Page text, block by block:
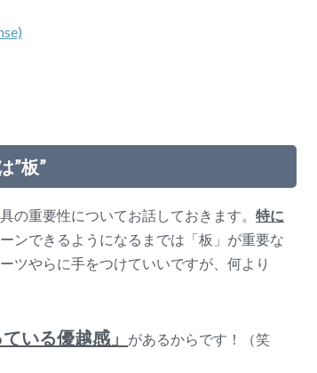
”板”
の重要性についてお話しておきます。 特に
ンできるようになるまでは「板」が重要な
ツやらに手をつけていいですが、何より
いる優越感」 があるからです！（笑